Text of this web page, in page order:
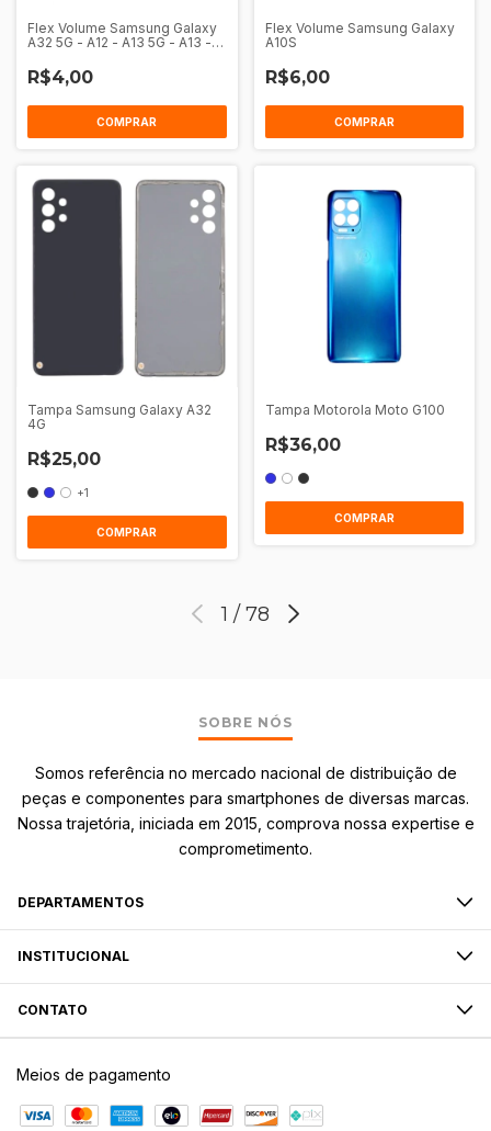
Flex Volume Samsung Galaxy
A32 5G - A12 - A13 5G - A13 -
R$4,00
Flex Volume Samsung Galaxy
A10S
R$6,00
Tampa Samsung Galaxy A32
4G
R$25,00
+1
COMPRAR
Tampa Motorola Moto G100
R$36,00
COMPRAR
1 / 78
SOBRE NÓS
Somos referência no mercado nacional de distribuição de
peças e componentes para smartphones de diversas marcas.
Nossa trajetória, iniciada em 2015, comprova nossa expertise e
comprometimento.
DEPARTAMENTOS
INSTITUCIONAL
CONTATO
Meios de pagamento